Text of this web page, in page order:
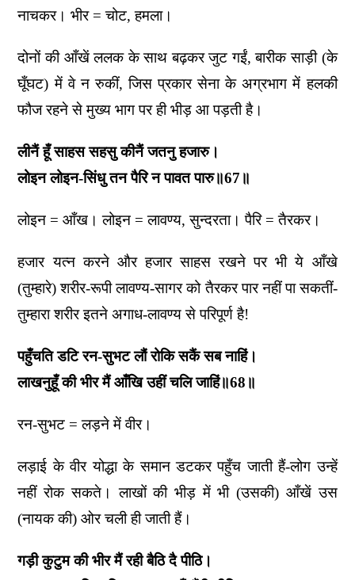
नाचकर। भीर = चोट, हमला।
दोनों की आँखें ललक के साथ बढ़कर जुट गईं, बारीक साड़ी (के
घूँघट) में वे न रुकीं, जिस प्रकार सेना के अग्रभाग में हलकी
फौज रहने से मुख्य भाग पर ही भीड़ आ पड़ती है।
लीनैं हूँ साहस सहसु कीनैं जतनु हजारु।
लोइन लोइन-सिंधु तन पैरि न पावत पारु॥67॥
लोइन = आँख। लोइन = लावण्य, सुन्दरता। पैरि = तैरकर।
हजार यत्न करने और हजार साहस रखने पर भी ये आँखे
(तुम्हारे) शरीर-रूपी लावण्य-सागर को तैरकर पार नहीं पा सकतीं-
तुम्हारा शरीर इतने अगाध-लावण्य से परिपूर्ण है!
पहुँचति डटि रन-सुभट लौं रोकि सकैं सब नाहिं।
लाखनुहूँ की भीर मैं आँखि उहीं चलि जाहिं॥68॥
रन-सुभट = लड़ने में वीर।
लड़ाई के वीर योद्धा के समान डटकर पहुँच जाती हैं-लोग उन्हें
नहीं रोक सकते। लाखों की भीड़ में भी (उसकी) आँखें उस
(नायक की) ओर चली ही जाती हैं।
गड़ी कुटुम की भीर मैं रही बैठि दै पीठि।